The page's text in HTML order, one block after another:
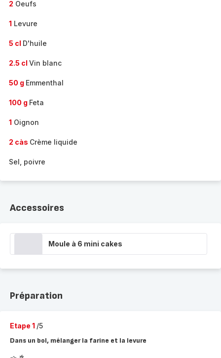
2 Oeufs
1 Levure
5 cl D'huile
2.5 cl Vin blanc
50 g Emmenthal
100 g Feta
1 Oignon
2 càs Crème liquide
Sel, poivre
Accessoires
Moule à 6 mini cakes
Préparation
Etape 1 /5
Dans un bol, mélanger la farine et la levure